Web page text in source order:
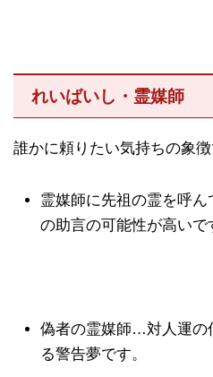
れいばいし・霊媒師
誰かに頼りたい気持ちの象徴
霊媒師に先祖の霊を呼
の助言の可能性が高いで
偽者の霊媒師…対人運の
る警告夢です。